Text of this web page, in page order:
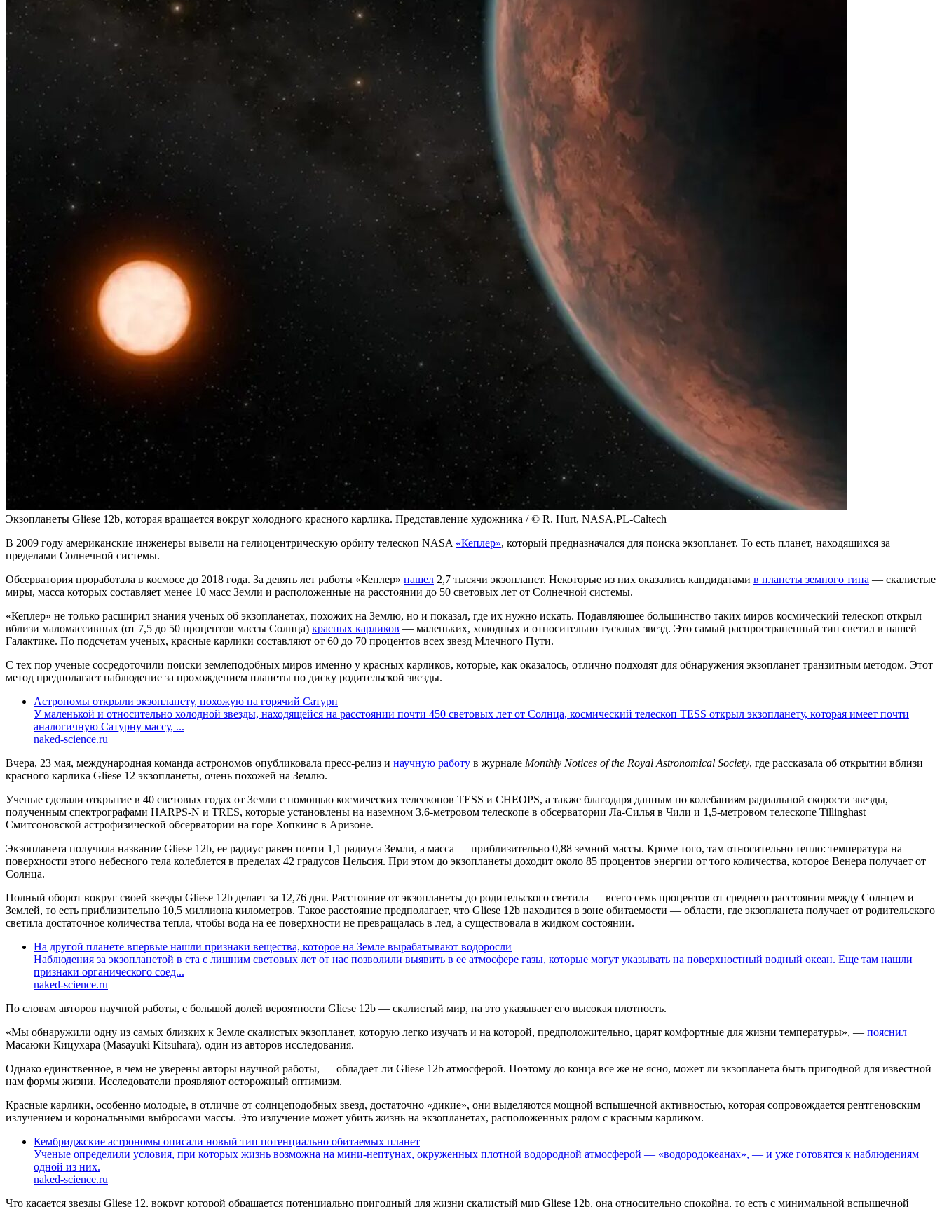
Экзопланеты Gliese 12b, которая вращается вокруг холодного красного карлика. Представление художника / © R. Hurt, NASA,PL-Caltech
В 2009 году американские инженеры вывели на гелиоцентрическую орбиту телескоп NASA «Кеплер», который предназначался для поиска экзопланет. То есть планет, находящихся за
пределами Солнечной системы.
Обсерватория проработала в космосе до 2018 года. За девять лет работы «Кеплер» нашел 2,7 тысячи экзопланет. Некоторые из них оказались кандидатами в планеты земного типа — скалистые
миры, масса которых составляет менее 10 масс Земли и расположенные на расстоянии до 50 световых лет от Солнечной системы.
«Кеплер» не только расширил знания ученых об экзопланетах, похожих на Землю, но и показал, где их нужно искать. Подавляющее большинство таких миров космический телескоп открыл
вблизи маломассивных (от 7,5 до 50 процентов массы Солнца) красных карликов — маленьких, холодных и относительно тусклых звезд. Это самый распространенный тип светил в нашей
Галактике. По подсчетам ученых, красные карлики составляют от 60 до 70 процентов всех звезд Млечного Пути.
С тех пор ученые сосредоточили поиски землеподобных миров именно у красных карликов, которые, как оказалось, отлично подходят для обнаружения экзопланет транзитным методом. Этот
метод предполагает наблюдение за прохождением планеты по диску родительской звезды.
Астрономы открыли экзопланету, похожую на горячий Сатурн
У маленькой и относительно холодной звезды, находящейся на расстоянии почти 450 световых лет от Солнца, космический телескоп TESS открыл экзопланету, которая имеет почти
аналогичную Сатурну массу, ...
naked-science.ru
Вчера, 23 мая, международная команда астрономов опубликовала пресс-релиз и научную работу в журнале Monthly Notices of the Royal Astronomical Society, где рассказала об открытии вблизи
красного карлика Gliese 12 экзопланеты, очень похожей на Землю.
Ученые сделали открытие в 40 световых годах от Земли с помощью космических телескопов TESS и CHEOPS, а также благодаря данным по колебаниям радиальной скорости звезды,
полученным спектрографами HARPS-N и TRES, которые установлены на наземном 3,6-метровом телескопе в обсерватории Ла-Силья в Чили и 1,5-метровом телескопе Tillinghast
Смитсоновской астрофизической обсерватории на горе Хопкинс в Аризоне.
Экзопланета получила название Gliese 12b, ее радиус равен почти 1,1 радиуса Земли, а масса — приблизительно 0,88 земной массы. Кроме того, там относительно тепло: температура на
поверхности этого небесного тела колеблется в пределах 42 градусов Цельсия. При этом до экзопланеты доходит около 85 процентов энергии от того количества, которое Венера получает от
Солнца.
Полный оборот вокруг своей звезды Gliese 12b делает за 12,76 дня. Расстояние от экзопланеты до родительского светила — всего семь процентов от среднего расстояния между Солнцем и
Землей, то есть приблизительно 10,5 миллиона километров. Такое расстояние предполагает, что Gliese 12b находится в зоне обитаемости — области, где экзопланета получает от родительского
светила достаточное количества тепла, чтобы вода на ее поверхности не превращалась в лед, а существовала в жидком состоянии.
На другой планете впервые нашли признаки вещества, которое на Земле вырабатывают водоросли
Наблюдения за экзопланетой в ста с лишним световых лет от нас позволили выявить в ее атмосфере газы, которые могут указывать на поверхностный водный океан. Еще там нашли
признаки органического соед...
naked-science.ru
По словам авторов научной работы, с большой долей вероятности Gliese 12b — скалистый мир, на это указывает его высокая плотность.
«Мы обнаружили одну из самых близких к Земле скалистых экзопланет, которую легко изучать и на которой, предположительно, царят комфортные для жизни температуры», — пояснил
Масаюки Кицухара (Masayuki Kitsuhara), один из авторов исследования.
Однако единственное, в чем не уверены авторы научной работы, — обладает ли Gliese 12b атмосферой. Поэтому до конца все же не ясно, может ли экзопланета быть пригодной для известной
нам формы жизни. Исследователи проявляют осторожный оптимизм.
Красные карлики, особенно молодые, в отличие от солнцеподобных звезд, достаточно «дикие», они выделяются мощной вспышечной активностью, которая сопровождается рентгеновским
излучением и корональными выбросами массы. Это излучение может убить жизнь на экзопланетах, расположенных рядом с красным карликом.
Кембриджские астрономы описали новый тип потенциально обитаемых планет
Ученые определили условия, при которых жизнь возможна на мини-нептунах, окруженных плотной водородной атмосферой — «водородокеанах», — и уже готовятся к наблюдениям
одной из них.
naked-science.ru
Что касается звезды Gliese 12, вокруг которой обращается потенциально пригодный для жизни скалистый мир Gliese 12b, она относительно спокойна, то есть с минимальной вспышечной